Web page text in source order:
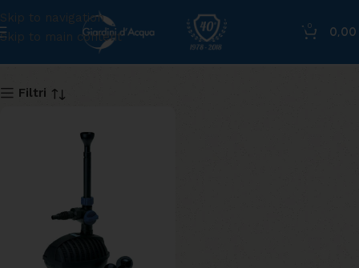
Skip to navigation
Skip to main content
0 0,00
4000
Filtri